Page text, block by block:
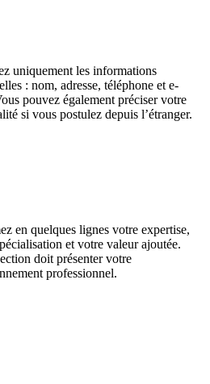
uniquement les informations
: nom, adresse, téléphone et e-
pouvez également préciser votre
si vous postulez depuis l’étranger.
en quelques lignes votre expertise,
et votre valeur ajoutée.
doit présenter votre
professionnel.